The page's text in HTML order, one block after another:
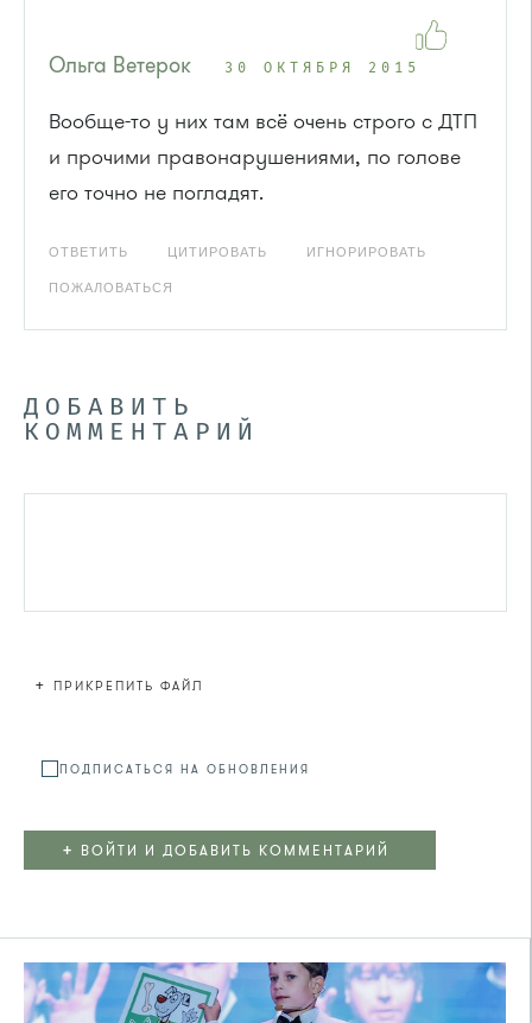
Ольга Ветерок 30 ОКТЯБРЯ 2015
Вообще-то у них там всё очень строго с ДТП
и прочими правонарушениями, по голове
его точно не погладят.
ОТВЕТИТЬ ЦИТИРОВАТЬ ИГНОРИРОВАТЬ
ПОЖАЛОВАТЬСЯ
ДОБАВИТЬ
КОММЕНТАРИЙ
+ ПРИКРЕПИТЬ ФАЙЛ
ПОДПИСАТЬСЯ НА ОБНОВЛЕНИЯ
+ ВОЙТИ И ДОБАВИТЬ КОММЕНТАРИЙ